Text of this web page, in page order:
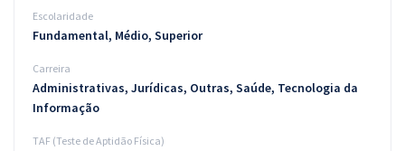
Escolaridade
Fundamental, Médio, Superior
Carreira
Administrativas, Jurídicas, Outras, Saúde, Tecnologia da
Informação
TAF (Teste de Aptidão Física)